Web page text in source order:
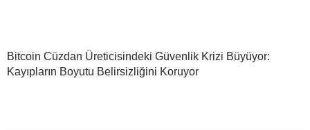
Bitcoin Cüzdan Üreticisindeki Güvenlik Krizi Büyüyor:
Kayıpların Boyutu Belirsizliğini Koruyor